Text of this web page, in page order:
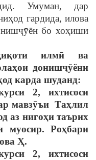
Умуман, дар
гардида, илова
бо хоҳиши
илмӣ ва
донишҷӯёни
карда шуданд:
2, ихтисоси
мавзӯъи Таҳлил
аз нигоҳи таърих
муосир. Роҳбари
Ҳ.
2, ихтисоси